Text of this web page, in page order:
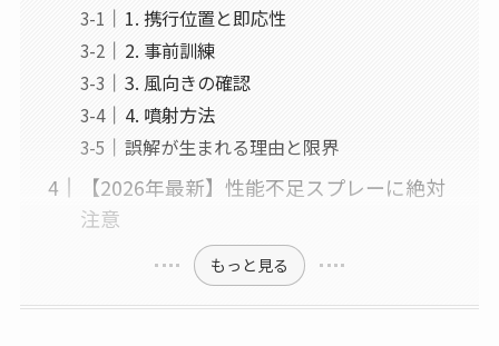
1. 携行位置と即応性
2. 事前訓練
3. 風向きの確認
4. 噴射方法
誤解が生まれる理由と限界
【2026年最新】性能不足スプレーに絶対
注意
もっと見る